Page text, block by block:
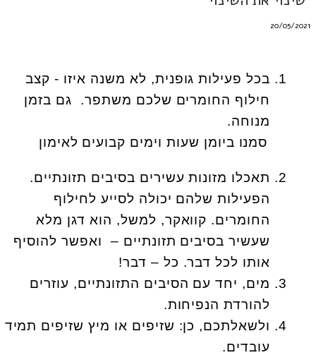
20/05/2021
בכל פעילות גופנית, לא משנה איזו - קצב
חילוף החומרים שלכם משתפר. גם בזמן
מנוחה.
סמנו ביומן שעות וימים קבועים לאימון
תאכלו מזונות עשירים בסיבים תזונתיים.
הפעילות שלהם יכולה לסייע לחילוף
החומרים. קוואקר, למשל, הוא דגן מלא
שעשיר בסיבים תזונתיים – ואפשר להוסיף
אותו לכל דבר. כל – דבר!
מים, יחד עם הסיבים התזונתיים, עוזרים
להורדת הנפיחות.
ולשאלתכם, כן: שזיפים או מיץ שזיפים תמיד
עובדים.